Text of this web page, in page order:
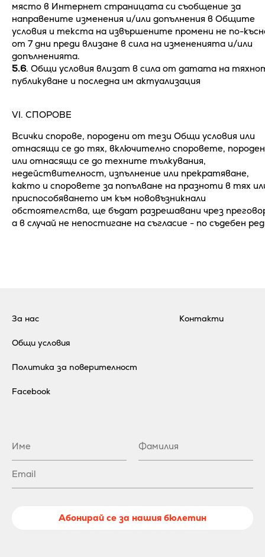
място в Интернет страницата си съобщение за
направените изменения и/или допълнения в Общите
условия и текста на извършените промени не по-
от 7 дни преди влизане в сила на измененията и/или
допълненията.
5.6. Общи условия влизат в сила от датата на
публикуване и последна им актуализация
VІ. СПОРОВЕ
Всички спорове, породени от тези Общи условия или
отнасящи се до тях, включително споровете,
или отнасящи се до техните тълкувания,
недействителност, изпълнение или прекратяване,
както и споровете за попълване на празноти в тях
приспособяването им към нововъзникнали
обстоятелства, ще бъдат разрешавани чрез
а в случай не непостигане на съгласие - по съдебен
За нас
Общи условия
Политика за поверителност
Контакти
Facebook
Абонирай се за нашия бюлетин